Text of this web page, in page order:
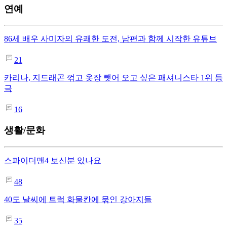
연예
86세 배우 사미자의 유쾌한 도전, 남편과 함께 시작한 유튜브
21
카리나, 지드래곤 꺾고 옷장 뺏어 오고 싶은 패셔니스타 1위 등
극
16
생활/문화
스파이더맨4 보신분 있나요
48
40도 날씨에 트럭 화물칸에 묶인 강아지들
35